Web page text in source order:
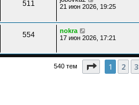
511
21 июн 2026, 19:25
554
nokra
17 июн 2026, 17:21
540 тем Страница
1 2 3